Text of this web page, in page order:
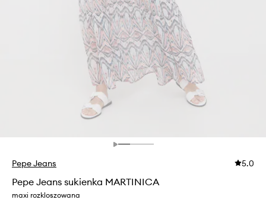
Pepe Jeans 5.0
Pepe Jeans sukienka MARTINICA
maxi rozkloszowana